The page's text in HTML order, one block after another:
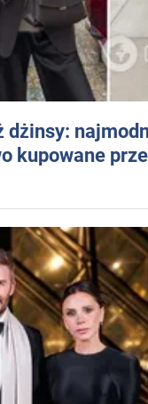
dżinsy:
kupowane